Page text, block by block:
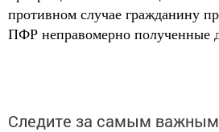
противном случае гражданину
ПФР неправомерно полученные
Следите за самым